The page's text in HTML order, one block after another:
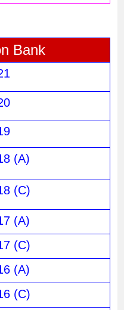
Bank
(A)
(C)
(A)
(C)
(A)
(C)